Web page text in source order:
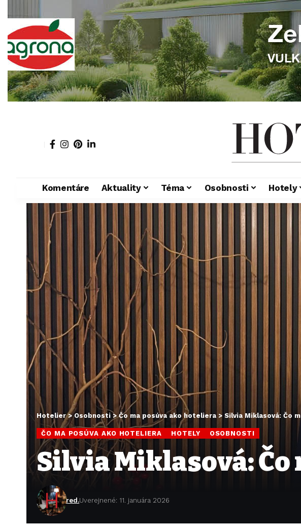
Komentáre Aktuality Téma Osobnosti Hotely
Hotelier>Osobnosti >Čo ma posúva ako hoteliera > Silvia Miklasová: Čo
ČO MA POSÚVA AKO HOTELIERA HOTELY OSOBNOSTI
Silvia Miklasová:
red.Uverejnené: 11. januára 2026